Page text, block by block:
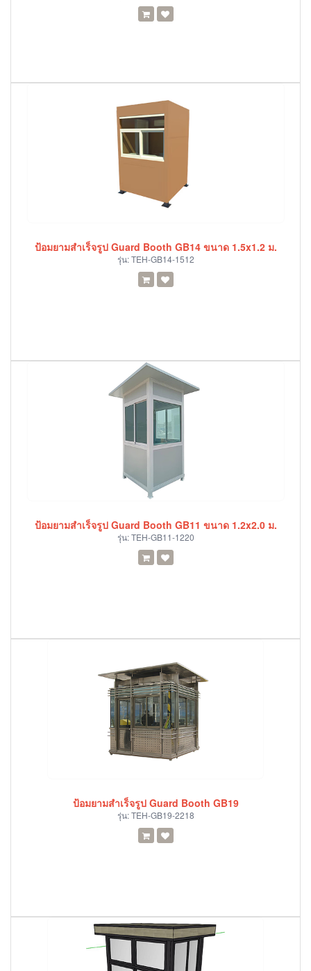
ป้อมยามสำเร็จรูป Guard Booth GB14 ขนาด 1.5x1.2 ม.
รุ่น:TEH-GB14-1512
ป้อมยามสำเร็จรูป Guard Booth GB11 ขนาด 1.2x2.0 ม.
รุ่น:TEH-GB11-1220
ป้อมยามสำเร็จรูป Guard Booth GB19
รุ่น:TEH-GB19-2218